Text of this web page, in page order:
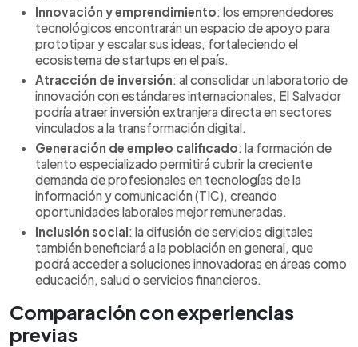
Innovación y emprendimiento: los emprendedores
tecnológicos encontrarán un espacio de apoyo para
prototipar y escalar sus ideas, fortaleciendo el
ecosistema de startups en el país.
Atracción de inversión: al consolidar un laboratorio de
innovación con estándares internacionales, El Salvador
podría atraer inversión extranjera directa en sectores
vinculados a la transformación digital.
Generación de empleo calificado: la formación de
talento especializado permitirá cubrir la creciente
demanda de profesionales en tecnologías de la
información y comunicación (TIC), creando
oportunidades laborales mejor remuneradas.
Inclusión social: la difusión de servicios digitales
también beneficiará a la población en general, que
podrá acceder a soluciones innovadoras en áreas como
educación, salud o servicios financieros.
Comparación con experiencias
previas